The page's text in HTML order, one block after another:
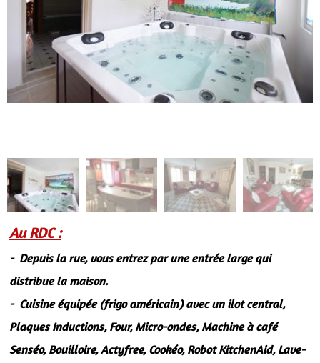
Au RDC :
- Depuis la rue, vous entrez par une entrée large qui
distribue la maison.
- Cuisine équipée (frigo américain) avec un ilot central,
Plaques Inductions, Four, Micro-ondes, Machine à café
Senséo, Bouilloire, Actyfree, Cookéo, Robot KitchenAid, Lave-